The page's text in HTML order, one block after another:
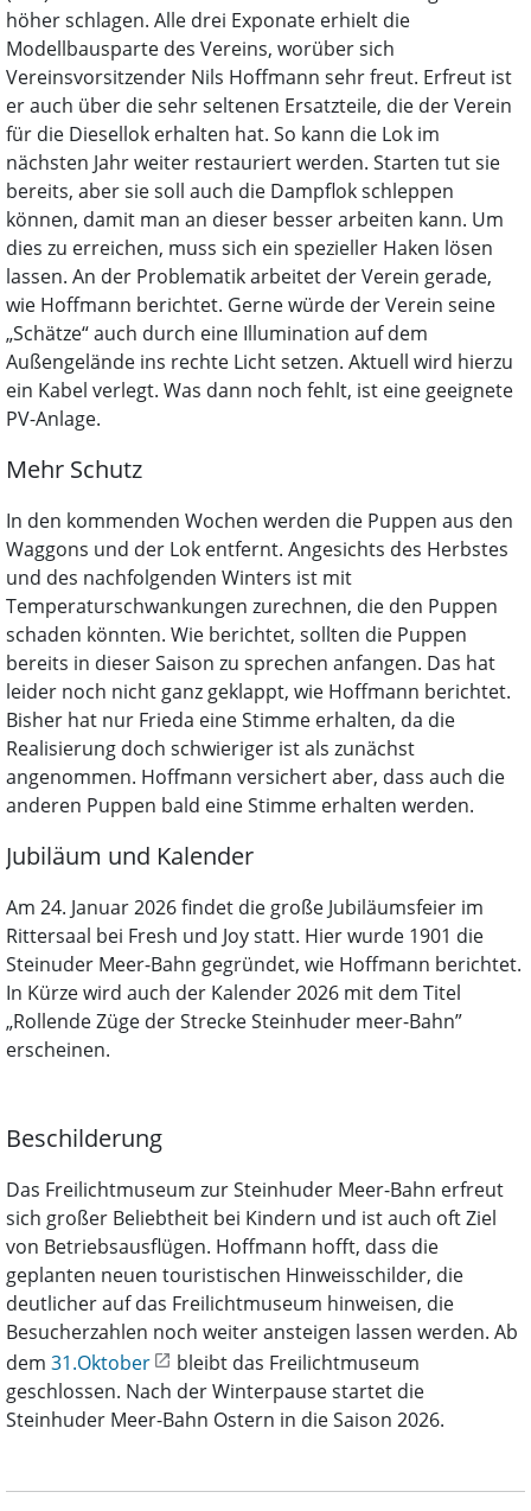
höher schlagen. Alle drei Exponate erhielt die
Modellbausparte des Vereins, worüber sich
Vereinsvorsitzender Nils Hoffmann sehr freut. Erfreut ist
er auch über die sehr seltenen Ersatzteile, die der Verein
für die Diesellok erhalten hat. So kann die Lok im
nächsten Jahr weiter restauriert werden. Starten tut sie
bereits, aber sie soll auch die Dampflok schleppen
können, damit man an dieser besser arbeiten kann. Um
dies zu erreichen, muss sich ein spezieller Haken lösen
lassen. An der Problematik arbeitet der Verein gerade,
wie Hoffmann berichtet. Gerne würde der Verein seine
„Schätze“ auch durch eine Illumination auf dem
Außengelände ins rechte Licht setzen. Aktuell wird hierzu
ein Kabel verlegt. Was dann noch fehlt, ist eine geeignete
PV-Anlage.
Mehr Schutz
In den kommenden Wochen werden die Puppen aus den
Waggons und der Lok entfernt. Angesichts des Herbstes
und des nachfolgenden Winters ist mit
Temperaturschwankungen zurechnen, die den Puppen
schaden könnten. Wie berichtet, sollten die Puppen
bereits in dieser Saison zu sprechen anfangen. Das hat
leider noch nicht ganz geklappt, wie Hoffmann berichtet.
Bisher hat nur Frieda eine Stimme erhalten, da die
Realisierung doch schwieriger ist als zunächst
angenommen. Hoffmann versichert aber, dass auch die
anderen Puppen bald eine Stimme erhalten werden.
Jubiläum und Kalender
Am 24. Januar 2026 findet die große Jubiläumsfeier im
Rittersaal bei Fresh und Joy statt. Hier wurde 1901 die
Steinuder Meer-Bahn gegründet, wie Hoffmann berichtet.
In Kürze wird auch der Kalender 2026 mit dem Titel
„Rollende Züge der Strecke Steinhuder meer-Bahn”
erscheinen.
Beschilderung
Das Freilichtmuseum zur Steinhuder Meer-Bahn erfreut
sich großer Beliebtheit bei Kindern und ist auch oft Ziel
von Betriebsausflügen. Hoffmann hofft, dass die
geplanten neuen touristischen Hinweisschilder, die
deutlicher auf das Freilichtmuseum hinweisen, die
Besucherzahlen noch weiter ansteigen lassen werden. Ab
dem 31.Oktober
bleibt das Freilichtmuseum
geschlossen. Nach der Winterpause startet die
Steinhuder Meer-Bahn Ostern in die Saison 2026.